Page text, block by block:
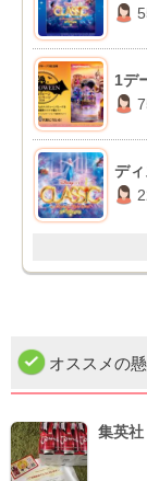
1デ
デ
オススメの
集英社